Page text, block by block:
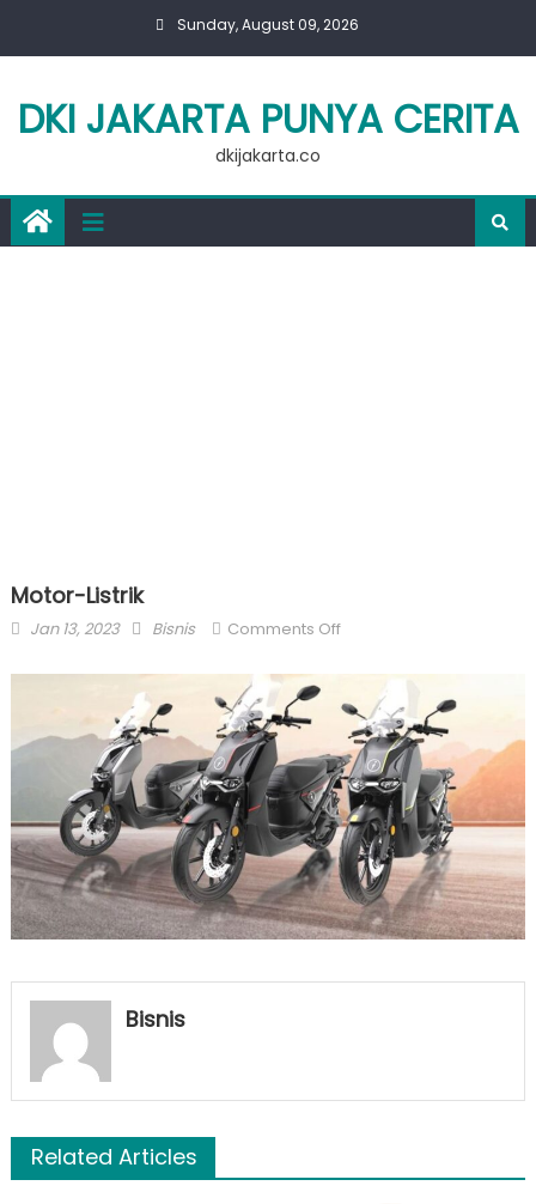
Sunday, August 09, 2026
DKI JAKARTA PUNYA CERITA
dkijakarta.co
Motor-Listrik
Posted
Jan 13, 2023 Author
Bisnis Comments Offon
Listrik
Bisnis
Related Articles